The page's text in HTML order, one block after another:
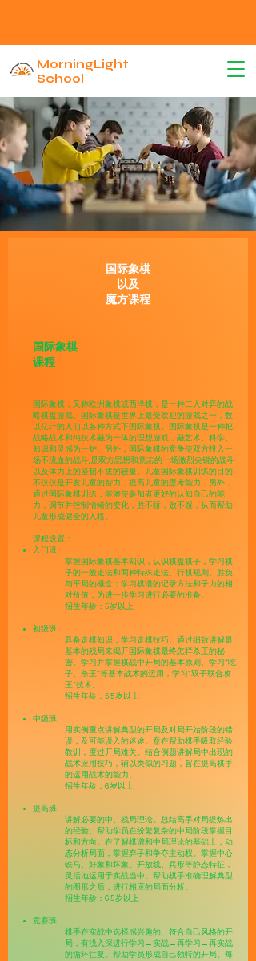
MorningLight
School
​国际象棋
以及
​魔方课程
国际象棋
课程
国际象棋，又称欧洲象棋或西洋棋，是一种二人对弈的战
略棋盘游戏。国际象棋是世界上最受欢迎的游戏之一，数
以亿计的人们以各种方式下国际象棋。国际象棋是一种把
战略战术和纯技术融为一体的理想游戏，融艺术、科学、
知识和灵感为一炉。另外，国际象棋的竞争使双方投入一
场不流血的战斗,是双方思想和意志的一场激烈尖锐的战斗
以及体力上的坚韧不拔的较量。儿童国际象棋训练的目的
不仅仅是开发儿童的智力，提高儿童的思考能力。另外，
通过国际象棋训练，能够使参加者更好的认知自己的能
力，调节并控制情绪的变化，胜不骄，败不馁，从而帮助
儿童形成健全的人格。
课程设置：
入门班
掌握国际象棋基本知识，认识棋盘棋子，学习棋
子的一般走法和两种特殊走法、行棋规则、胜负
与平局的概念；学习棋谱的记录方法和子力的相
对价值，为进一步学习进行必要的准备。
招生年龄：5岁以上
初级班
具备走棋知识，学习走棋技巧。通过细致讲解最
基本的残局来揭开国际象棋最终怎样杀王的秘
密。学习并掌握棋战中开局的基本原则。学习“吃
子、杀王”等基本战术的运用，学习“双子联合攻
王”技术。
招生年龄：5.5岁以上
中级班
用实例重点讲解典型的开局及对局开始阶段的错
误，及可能误入的迷途。意在帮助棋手吸取经验
教训，度过开局难关。结合例题讲解局中出现的
战术应用技巧，辅以类似的习题，旨在提高棋手
的运用战术的能力。
招生年龄：6岁以上
提高班
讲解必要的中、残局理论。总结高手对局提炼出
的经验。帮助学员在纷繁复杂的中局阶段掌握目
标和方向。在了解棋谱和中局理论的基础上，动
态分析局面，掌握弃子和争夺主动权。掌握中心
铁马、好象和坏象、开放线、兵形等静态特征，
灵活地运用于实战当中。帮助棋手准确理解典型
的图形之后，进行相应的局面分析。
招生年龄：6.5岁以上
竞赛班
棋手在实战中选择感兴趣的、符合自己风格的开
局，有浅入深进行学习→实战→再学习→再实战
的循环往复。帮助学员形成自己独特的开局。每